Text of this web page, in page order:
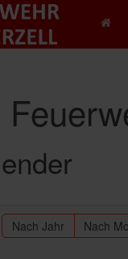
Nach Jahr Nach